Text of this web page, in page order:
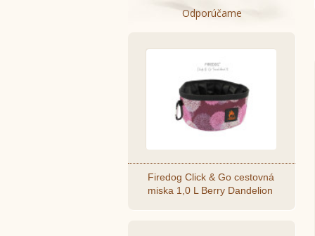
Odporúčame
Firedog Click & Go cestovná
miska 1,0 L Berry Dandelion